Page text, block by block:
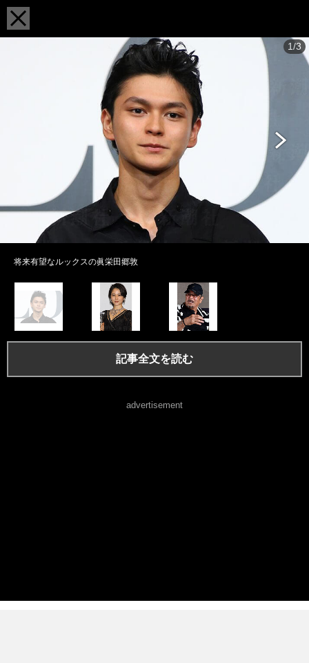
1/3
将来有望なルックスの眞栄田郷敦
記事全文を読む
advertisement